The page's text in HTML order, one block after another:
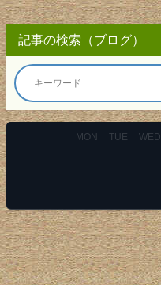
記事の検索（ブログ）
MON TUE WED